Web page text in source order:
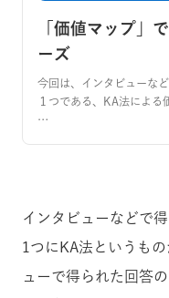
「価値マップ」
ーズ
今回は、インタビューな
１つである、KA法による
…
インタビューなどで
1つにKA法というも
ューで得られた回答